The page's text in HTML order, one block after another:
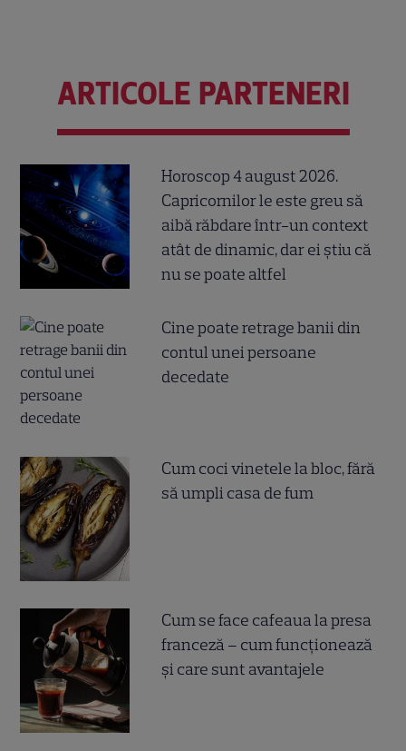
ARTICOLE PARTENERI
Horoscop 4 august 2026.
Capricornilor le este greu să
aibă răbdare într-un context
atât de dinamic, dar ei știu că
nu se poate altfel
Cine poate retrage banii din
contul unei persoane
decedate
Cum coci vinetele la bloc, fără
să umpli casa de fum
Cum se face cafeaua la presa
franceză – cum funcționează
și care sunt avantajele